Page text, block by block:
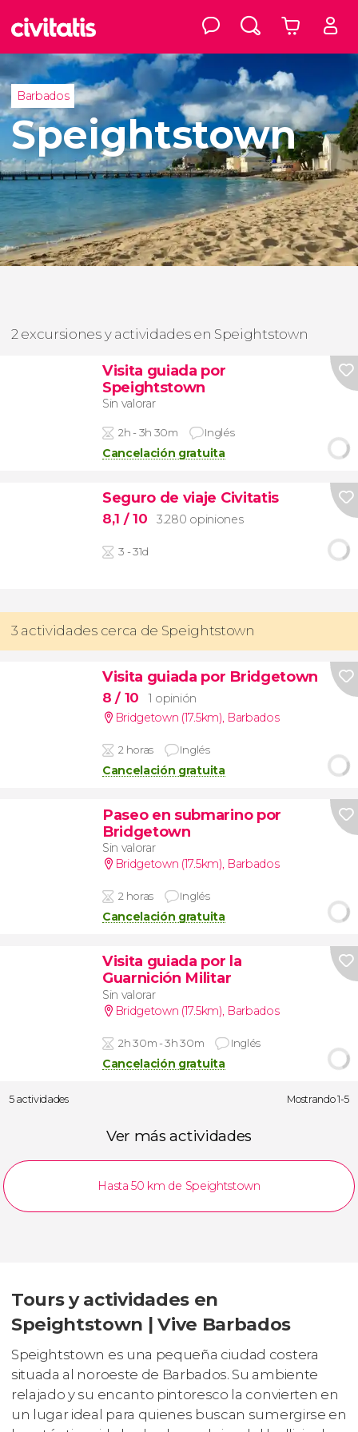
Barbados
Speightstown
2 excursiones y actividades en Speightstown
Visita guiada por
Speightstown
Sin valorar
2h - 3h 30m Inglés
Cancelación gratuita
Seguro de viaje Civitatis
8,1 / 10 3.280 opiniones
3 - 31d
3 actividades cerca de Speightstown
Visita guiada por Bridgetown
8/ 10
1 opinión
Bridgetown (17.5km), Barbados
2 horas Inglés
Cancelación gratuita
Paseo en submarino por
Bridgetown
Sin valorar
Bridgetown (17.5km), Barbados
2 horas Inglés
Cancelación gratuita
Visita guiada por la
Guarnición Militar
Sin valorar
Bridgetown (17.5km), Barbados
2h 30m - 3h 30m Inglés
Cancelación gratuita
5 actividades Mostrando 1-5
Ver más actividades
Hasta 50 km de Speightstown
Tours y actividades en
Speightstown | Vive Barbados
Speightstown es una pequeña ciudad costera
situada al noroeste de Barbados. Su ambiente
relajado y su encanto pintoresco la convierten en
un lugar ideal para quienes buscan sumergirse en